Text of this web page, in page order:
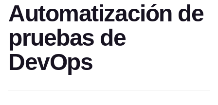
Automatización de
pruebas de
DevOps